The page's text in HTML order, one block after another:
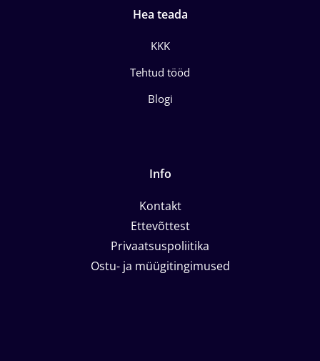
Hea teada
KKK
Tehtud tööd
Blogi
Info
Kontakt
Ettevõttest
Privaatsuspoliitika
Ostu- ja müügitingimused